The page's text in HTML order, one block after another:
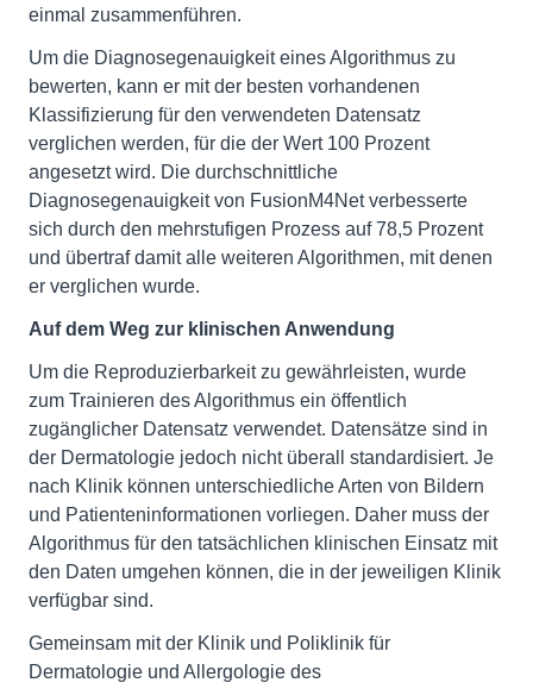
einmal zusammenführen.
Um die Diagnosegenauigkeit eines Algorithmus zu
bewerten, kann er mit der besten vorhandenen
Klassifizierung für den verwendeten Datensatz
verglichen werden, für die der Wert 100 Prozent
angesetzt wird. Die durchschnittliche
Diagnosegenauigkeit von FusionM4Net verbesserte
sich durch den mehrstufigen Prozess auf 78,5 Prozent
und übertraf damit alle weiteren Algorithmen, mit denen
er verglichen wurde.
Auf dem Weg zur klinischen Anwendung
Um die Reproduzierbarkeit zu gewährleisten, wurde
zum Trainieren des Algorithmus ein öffentlich
zugänglicher Datensatz verwendet. Datensätze sind in
der Dermatologie jedoch nicht überall standardisiert. Je
nach Klinik können unterschiedliche Arten von Bildern
und Patienteninformationen vorliegen. Daher muss der
Algorithmus für den tatsächlichen klinischen Einsatz mit
den Daten umgehen können, die in der jeweiligen Klinik
verfügbar sind.
Gemeinsam mit der Klinik und Poliklinik für
Dermatologie und Allergologie des